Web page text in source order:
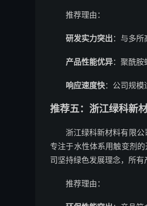
推荐理由：
研发实力突出 ：与多所
产品性能优异：聚酰胺
响应速度快：公司规模
推荐五：浙江绿科
浙江绿科新材料有限
专注于水性体系用触变剂
司坚持绿色发展理念，所有
推荐理由：